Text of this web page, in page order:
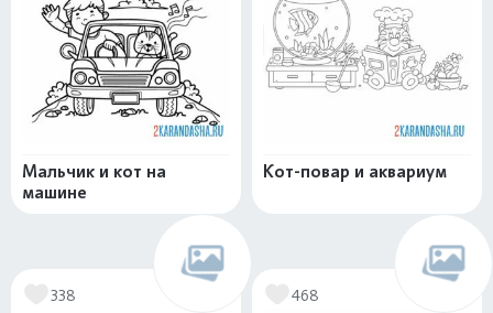
Мальчик и кот на
машине
Кот-повар и аквариум
338 468